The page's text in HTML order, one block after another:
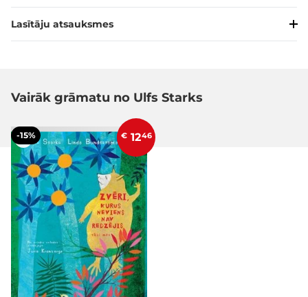
Lasītāju atsauksmes
Vairāk grāmatu no Ulfs Starks
-15% € 1246